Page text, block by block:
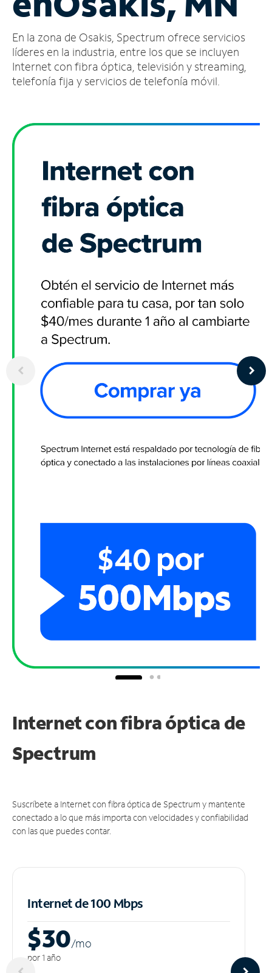
cuenta
Encuentra
una
tienda
En la zona de Osakis, Spectrum ofrece servicios
líderes en la industria, entre los que se incluyen
Internet con fibra óptica, televisión y streaming,
telefonía fija y servicios de telefonía móvil.
Internet con fibra óptica de
Spectrum
Suscríbete a Internet con fibra óptica de Spectrum y mantente
conectado a lo que más importa con velocidades y confiabilidad
con las que puedes contar.
Internet de 100 Mbps
$30/mo
por 1 año